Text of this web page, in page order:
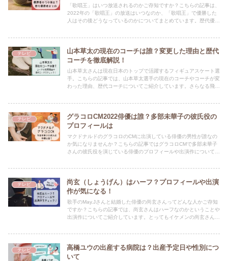
「歌唱王」はいつ放送されるのかご存知ですか？こちらの記事は、
2022年の「歌唱王」の放送はいつなのか、「歌唱王」で優勝した
人はその後どうなっているのかについてまとめています。歴代優勝
テレビ
山本草太の現在のコーチは誰？変更した理由と歴代
コーチを徹底解説！
山本草太さんは現在日本のトップで活躍するフィギュアスケート選
手。こちらの記事では、山本草太選手の現在のコーチやコーチが変
わった理由、歴代コーチについてご紹介しています。さらなる飛躍
テレビ
グラコロCM2022俳優は誰？多部未華子の彼氏役の
プロフィールは
マクドナルドのグラコロのCMに出演している俳優の男性が誰なの
か気になりませんか？こちらの記事ではグラコロCMで多部未華子
さんの彼氏役を演じている俳優のプロフィールや出演作についてま
テレビ
尚玄（しょうげん）はハーフ？プロフィールや出演
作が気になる！
歌手のMay.Jさんと結婚した俳優の尚玄さんってどんな人かご存知
ですか？こちらの記事では、尚玄さんはハーフなのかということや
出演作についてご紹介しています。とってもイケメンの尚玄さん、
テレビ
高橋ユウの出産する病院は？出産予定日や性別につ
いて